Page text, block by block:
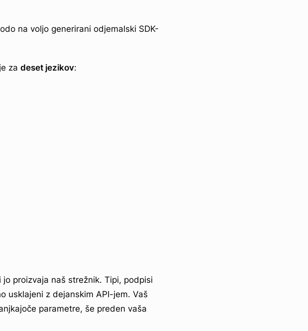
na voljo generirani odjemalski SDK-
za deset jezikov:
proizvaja naš strežnik. Tipi, podpisi
usklajeni z dejanskim API-jem. Vaš
parametre, še preden vaša